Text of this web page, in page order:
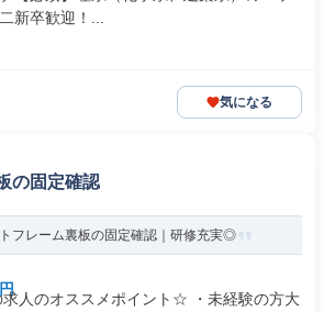
新卒歓迎！...
気になる
の固定確認
フレーム裏板の固定確認｜研修充実◎
人のオススメポイント☆ ・未経験の方大